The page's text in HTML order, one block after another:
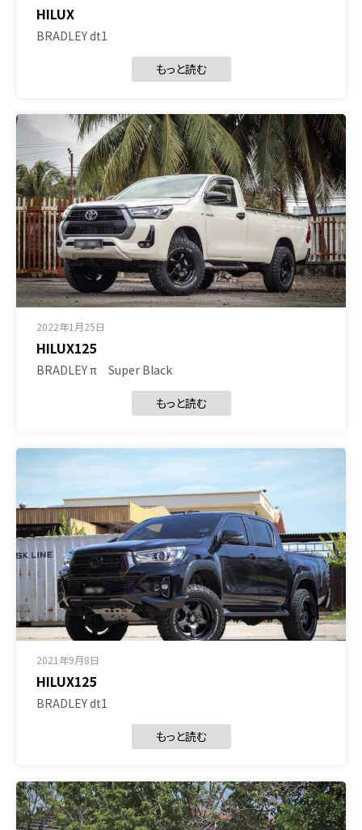
HILUX
BRADLEY dt1
もっと読む
2022年1月25日
HILUX125
BRADLEY π Super Black
もっと読む
2021年9月8日
HILUX125
BRADLEY dt1
もっと読む